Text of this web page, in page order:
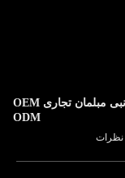
میز اداری تخته خرده چوب با میز جانبی مبلمان تجاری OEM
ODM